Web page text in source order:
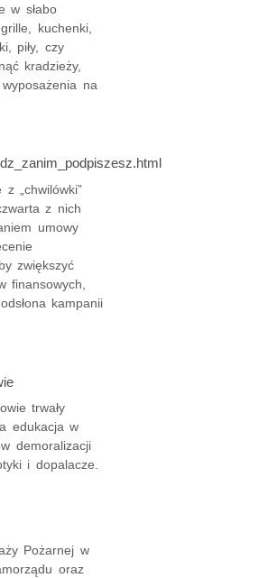
w słabo
kuchenki,
piły, czy
kradzieży,
na
„chwilówki”
z nich
umowy
zwiększyć
finansowych,
kampanii
trwały
edukacja w
demoralizacji
i dopalacze.
Pożarnej w
oraz